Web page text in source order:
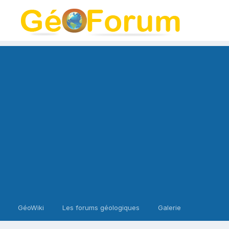
GéoWiki Les forums géologiques Galerie